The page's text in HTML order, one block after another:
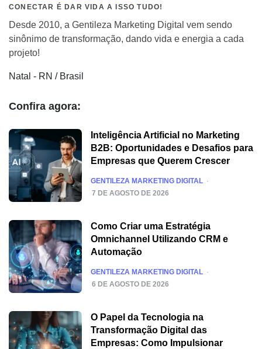
CONECTAR É DAR VIDA A ISSO TUDO!
Desde 2010, a Gentileza Marketing Digital vem sendo
sinônimo de transformação, dando vida e energia a cada
projeto!
Natal - RN / Brasil
Confira agora:
Inteligência Artificial no Marketing
B2B: Oportunidades e Desafios para
Empresas que Querem Crescer
POSTED
GENTILEZA MARKETING DIGITAL
7 DE AGOSTO DE 2026
Como Criar uma Estratégia
Omnichannel Utilizando CRM e
Automação
POSTED
GENTILEZA MARKETING DIGITAL
6 DE AGOSTO DE 2026
O Papel da Tecnologia na
Transformação Digital das
Empresas: Como Impulsionar